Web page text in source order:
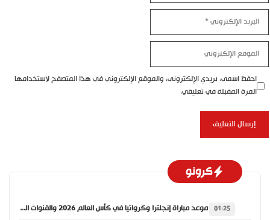
احفظ اسمي، بريدي الإلكتروني، والموقع الإلكتروني في هذا المتصفح لاستخدامها
المرة المقبلة في تعليقي.
كرونو
01:25 موعد مباراة إنجلترا وكرواتيا في كأس العالم 2026 والقنوات الناقلة